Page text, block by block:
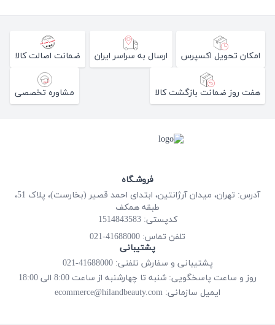
امکان تحویل اکسپرس ارسال به سراسر ایران ضمانت اصالت کالا
هفت روز ضمانت بازگشت کالا مشاوره تخصصی
فروشـگاه
آدرس: تهران، میدان آرژانتین، ابتدای احمد قصیر (بخارست)، پلاک 51،
طبقه همکف
کدپستی: 1514843583
تلفن تماس: 41688000-021
پشتیبانی
پشتیبانی و سفارش تلفنی: 41688000-021
روز و ساعت پاسخگویی: شنبه تا چهارشنبه از ساعت 8:00 الی 18:00
ایمیل سازمانی: ecommerce@hilandbeauty.com